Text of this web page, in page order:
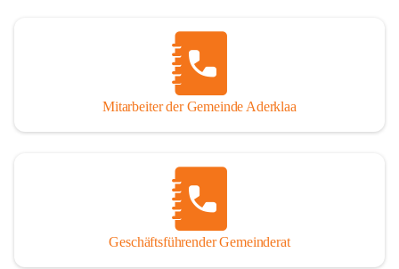
Mitarbeiter der Gemeinde Aderklaa
Geschäftsführender Gemeinderat